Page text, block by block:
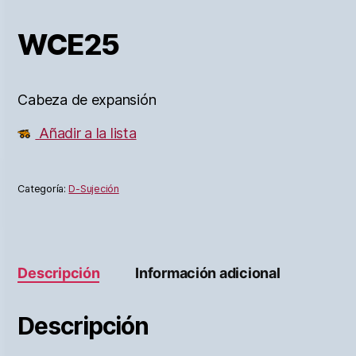
WCE25
Cabeza de expansión
Añadir a la lista
Categoría:D-Sujeción
Descripción Información adicional
Descripción